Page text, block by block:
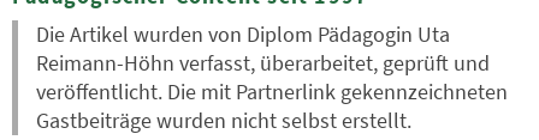
Die Artikel wurden von Diplom Pädagogin Uta
Reimann-Höhn verfasst, überarbeitet, geprüft und
veröffentlicht. Die mit Partnerlink gekennzeichneten
Gastbeiträge wurden nicht selbst erstellt.